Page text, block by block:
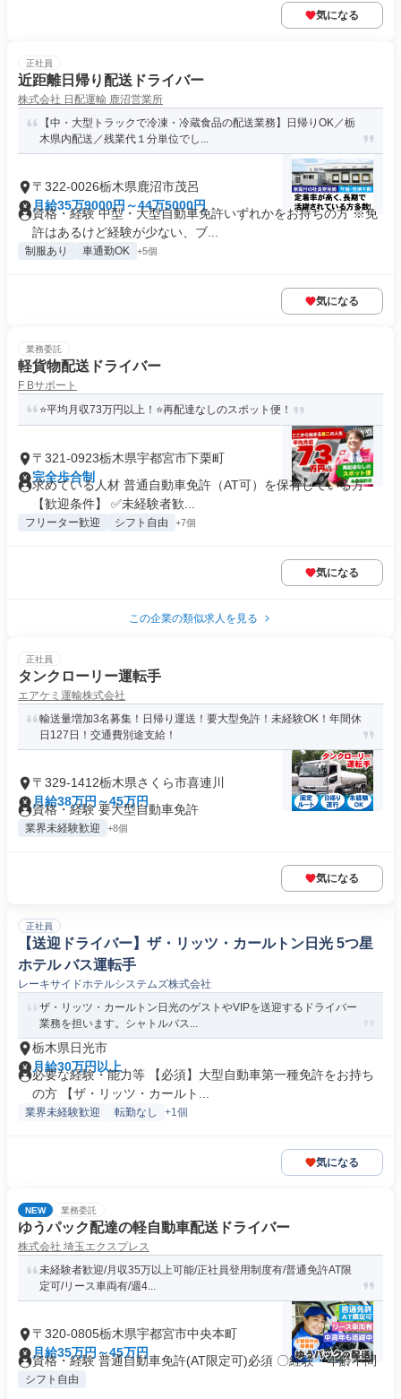
気になる
正社員
近距離日帰り配送ドライバー
株式会社 日配運輸 鹿沼営業所
【中・大型トラックで冷凍・冷蔵食品の配送業務】日帰りOK／栃
木県内配送／残業代１分単位でし...
〒322-0026栃木県鹿沼市茂呂
月給35万9000円～44万5000円
資格・経験 中型・大型自動車免許いずれかをお持ちの方 ※免
許はあるけど経験が少ない、ブ...
制服あり 車通勤OK +5個
気になる
業務委託
軽貨物配送ドライバー
F Bサポート
⭐平均月収73万円以上！⭐再配達なしのスポット便！
〒321-0923栃木県宇都宮市下栗町
完全歩合制
求めている人材 普通自動車免許（AT可）を保有している方
【歓迎条件】 ✅未経験者歓...
フリーター歓迎 シフト自由 +7個
気になる
この企業の類似求人を見る
正社員
タンクローリー運転手
エアケミ運輸株式会社
輸送量増加3名募集！日帰り運送！要大型免許！未経験OK！年間休
日127日！交通費別途支給！
〒329-1412栃木県さくら市喜連川
月給38万円～45万円
資格・経験 要大型自動車免許
業界未経験歓迎 +8個
気になる
正社員
【送迎ドライバー】ザ・リッツ・カールトン日光 5つ星
ホテル バス運転手
レーキサイドホテルシステムズ株式会社
ザ・リッツ・カールトン日光のゲストやVIPを送迎するドライバー
業務を担います。シャトルバス...
栃木県日光市
月給30万円以上
必要な経験・能力等 【必須】大型自動車第一種免許をお持ち
の方 【ザ・リッツ・カールト...
業界未経験歓迎 転勤なし +1個
気になる
NEW 業務委託
ゆうパック配達の軽自動車配送ドライバー
株式会社 埼玉エクスプレス
未経験者歓迎/月収35万以上可能/正社員登用制度有/普通免許AT限
定可/リース車両有/週4...
〒320-0805栃木県宇都宮市中央本町
月給35万円～45万円
資格・経験 普通⾃動⾞免許(AT限定可)必須 〇経験・年齢不問
シフト自由